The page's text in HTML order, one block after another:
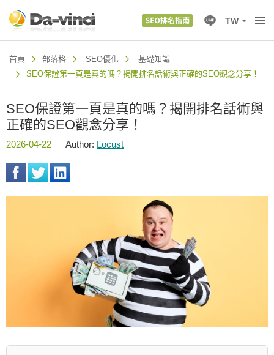
TW
首頁 部落格 SEO優化
基礎知識
SEO保證第一頁是真的嗎？揭開排名話術與正確的SEO觀念分享！
SEO保證第一頁是真的嗎？揭開排名話術與
正確的SEO觀念分享！
2026-04-22 Author: Locust